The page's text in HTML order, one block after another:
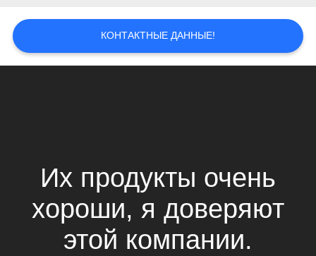
POLICY
КОНТАКТНЫЕ ДАННЫЕ!
Их продукты очень
хороши, я доверяют
этой компании.